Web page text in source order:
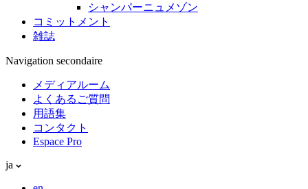
シャンパーニュメゾン
コミットメント
雑誌
Navigation secondaire
メディアルーム
よくあるご質問
用語集
コンタクト
Espace Pro
ja